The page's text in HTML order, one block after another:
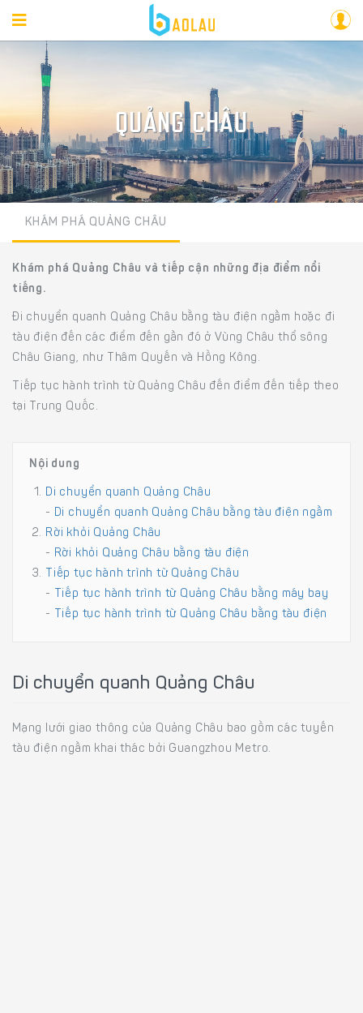
QUẢNG CHÂU
KHÁM PHÁ QUẢNG CHÂU
Khám phá Quảng Châu và tiếp cận những địa điểm nổi
tiếng.
Đi chuyển quanh Quảng Châu bằng tàu điện ngầm hoặc đi
tàu điện đến các điểm đến gần đó ở Vùng Châu thổ sông
Châu Giang, như Thâm Quyến và Hồng Kông.
Tiếp tục hành trình từ Quảng Châu đến điểm đến tiếp theo
tại Trung Quốc.
Nội dung
Di chuyển quanh Quảng Châu
- Di chuyển quanh Quảng Châu bằng tàu điện ngầm
Rời khỏi Quảng Châu
- Rời khỏi Quảng Châu bằng tàu điện
Tiếp tục hành trình từ Quảng Châu
-
Tiếp tục hành trình từ Quảng Châu bằng máy bay
-
Tiếp tục hành trình từ Quảng Châu bằng tàu điện
Di chuyển quanh Quảng Châu
Mạng lưới giao thông của Quảng Châu bao gồm các tuyến
tàu điện ngầm khai thác bởi Guangzhou Metro.